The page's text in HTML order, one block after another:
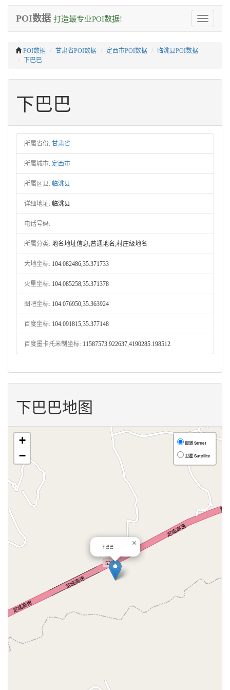
Toggle
navigation
POI数据 打造最专业POI数据!
POI数据 甘肃省POI数据 定西市POI数据
临洮县POI数据
下巴巴
下巴巴
所属省份: 甘肃省
所属城市: 定西市
所属区县: 临洮县
详细地址: 临洮县
电话号码:
所属分类: 地名地址信息;普通地名;村庄级地名
大地坐标: 104.082486,35.371733
火星坐标: 104.085258,35.371378
图吧坐标: 104.076950,35.363924
百度坐标: 104.091815,35.377148
百度墨卡托米制坐标: 11587573.922637,4190285.198512
下巴巴地图
下巴巴 ×
+
−
街道 Street
卫星 Satellite